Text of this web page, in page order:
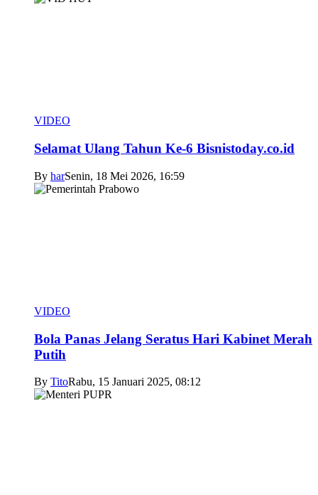
VIDEO
Selamat Ulang Tahun Ke-6 Bisnistoday.co.id
By harSenin, 18 Mei 2026, 16:59
VIDEO
Bola Panas Jelang Seratus Hari Kabinet Merah
Putih
By TitoRabu, 15 Januari 2025, 08:12